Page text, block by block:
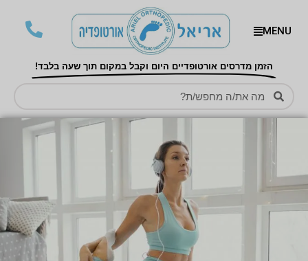
MENU
הזמן מדרסים אורטופדיים היום וקבל במקום תוך שעה בלבד!